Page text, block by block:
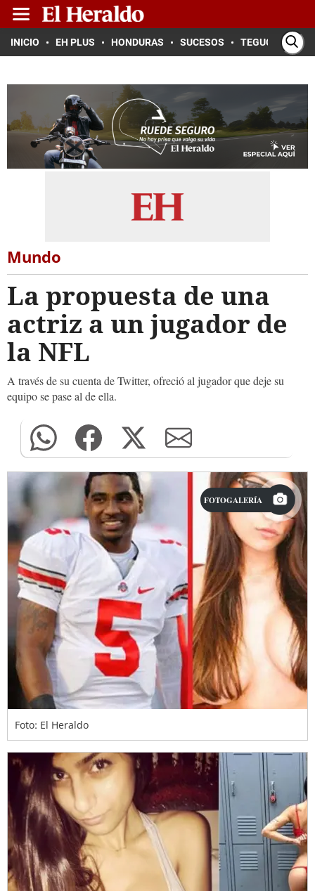
INICIO EH PLUS HONDURAS SUCESOS TEGUCIGALPA
Mundo
La propuesta de una
actriz a un jugador de
la NFL
A través de su cuenta de Twitter, ofreció al jugador que deje su
equipo se pase al de ella.
FOTOGALERÍA
Foto: El Heraldo